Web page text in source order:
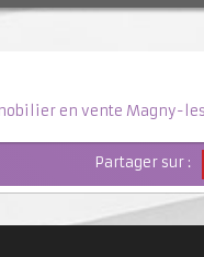
en vente Magny-
Partager sur :